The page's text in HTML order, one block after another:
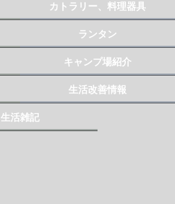
カトラリー、料理器具
ランタン
キャンプ場紹介
生活改善情報
生活雑記